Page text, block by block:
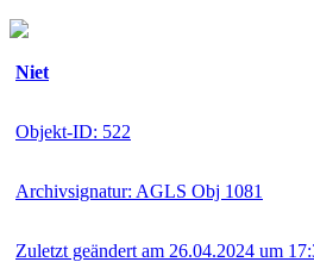
Niet
Objekt-ID: 522
Archivsignatur: AGLS Obj 1081
Zuletzt geändert am 26.04.2024 um